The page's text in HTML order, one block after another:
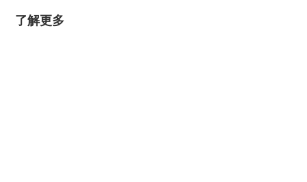
了解更多